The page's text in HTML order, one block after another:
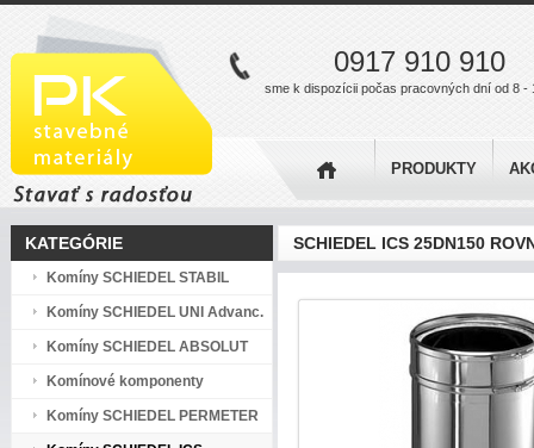
0917 910 910
sme k dispozícii počas pracovných dní od 8 -
PRODUKTY
KATEGÓRIE
Komíny SCHIEDEL STABIL
Komíny SCHIEDEL UNI Advanc.
Komíny SCHIEDEL ABSOLUT
Komínové komponenty
Komíny SCHIEDEL PERMETER
SCHIEDEL ICS 25DN150